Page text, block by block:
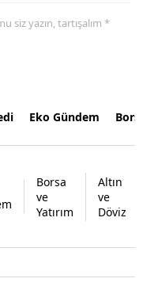
siz yazın, tartışalım *
Eko Gündem
Borsa
ve
Yatırım
Altın
ve
Döviz